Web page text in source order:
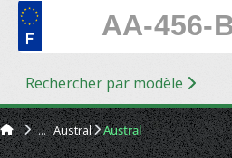
Rechercher par modèle
Austral Austral